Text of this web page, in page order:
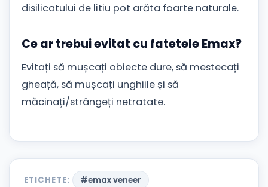
disilicatului de litiu pot arăta foarte naturale.
Ce ar trebui evitat cu fatetele Emax?
Evitați să mușcați obiecte dure, să mestecați
gheață, să mușcați unghiile și să
măcinați/strângeți netratate.
ETICHETE: #emax veneer